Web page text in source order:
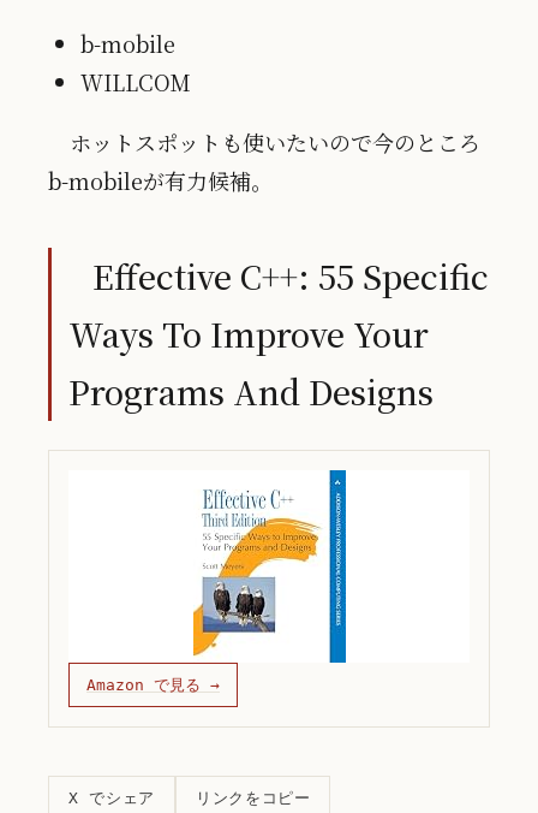
b-mobile
WILLCOM
ホットスポットも使いたいので今のところ
b-mobileが有力候補。
Effective C++: 55 Specific
Ways To Improve Your
Programs And Designs
Amazon で見る →
X でシェア リンクをコピー